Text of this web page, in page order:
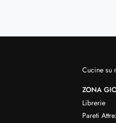
Cucine su
ZONA
Librerie
Pareti